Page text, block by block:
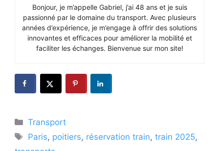
Bonjour, je m’appelle Gabriel, j’ai 48 ans et je suis
passionné par le domaine du transport. Avec plusieurs
années d’expérience, je m’engage à offrir des solutions
innovantes et efficaces pour améliorer la mobilité et
faciliter les échanges. Bienvenue sur mon site!
Catégories
Transport
Étiquettes
Paris, poitiers, réservation train,train 2025,